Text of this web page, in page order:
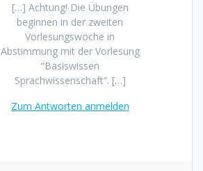
[…] Achtung! Die Übungen
beginnen in der zweiten
Vorlesungswoche in
Abstimmung mit der Vorlesung
“Basiswissen
Sprachwissenschaft“. […]
Zum Antworten anmelden